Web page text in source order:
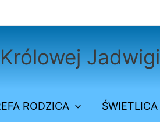
Jadwigi
RODZICA ŚWIETLICA